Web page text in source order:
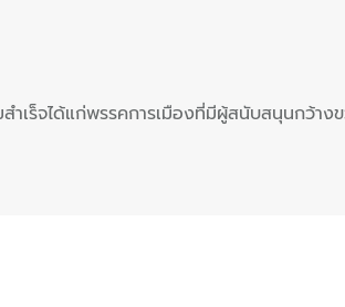
เร็จได้แก่พรรคการเมืองที่มีผู้สนับสนุนกว้าง